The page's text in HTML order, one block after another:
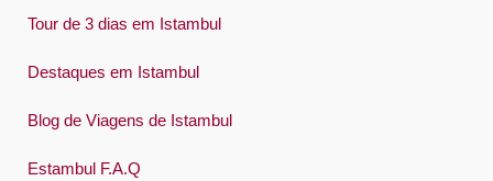
Tour de 3 dias em Istambul
Destaques em Istambul
Blog de Viagens de Istambul
Estambul F.A.Q